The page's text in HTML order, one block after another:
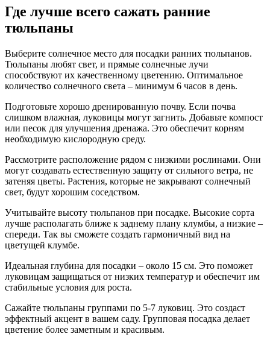
Где лучше всего сажать ранние
тюльпаны
Выберите солнечное место для посадки ранних тюльпанов.
Тюльпаны любят свет, и прямые солнечные лучи
способствуют их качественному цветению. Оптимальное
количество солнечного света – минимум 6 часов в день.
Подготовьте хорошо дренированную почву. Если почва
слишком влажная, луковицы могут загнить. Добавьте компост
или песок для улучшения дренажа. Это обеспечит корням
необходимую кислородную среду.
Рассмотрите расположение рядом с низкими рослинами. Они
могут создавать естественную защиту от сильного ветра, не
затеняя цветы. Растения, которые не закрывают солнечный
свет, будут хорошим соседством.
Учитывайте высоту тюльпанов при посадке. Высокие сорта
лучше располагать ближе к заднему плану клумбы, а низкие –
спереди. Так вы сможете создать гармоничный вид на
цветущей клумбе.
Идеальная глубина для посадки – около 15 см. Это поможет
луковицам защищаться от низких температур и обеспечит им
стабильные условия для роста.
Сажайте тюльпаны группами по 5-7 луковиц. Это создаст
эффектный акцент в вашем саду. Групповая посадка делает
цветение более заметным и красивым.